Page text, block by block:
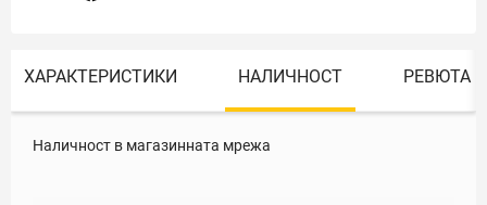
ХАРАКТЕРИСТИКИ НАЛИЧНОСТ РЕВЮТА
Наличност в магазинната мрежа